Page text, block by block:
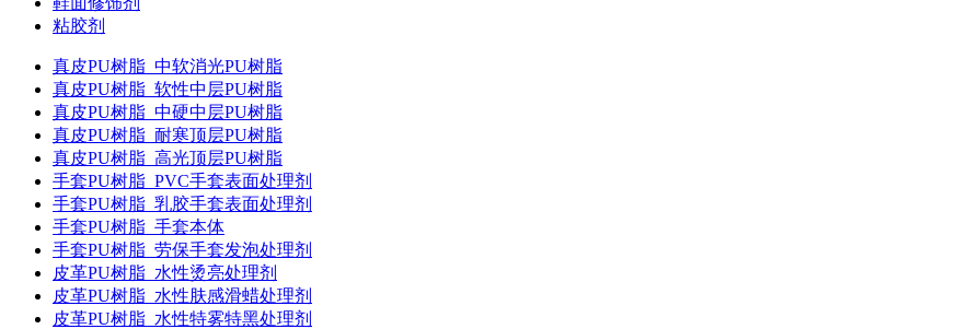
粘胶剂
真皮PU树脂 中软消光PU树脂
真皮PU树脂 软性中层PU树脂
真皮PU树脂 中硬中层PU树脂
真皮PU树脂 耐寒顶层PU树脂
真皮PU树脂 高光顶层PU树脂
手套PU树脂 PVC手套表面处理剂
手套PU树脂 乳胶手套表面处理剂
手套PU树脂 手套本体
手套PU树脂 劳保手套发泡处理剂
皮革PU树脂 水性烫亮处理剂
皮革PU树脂 水性肤感滑蜡处理剂
皮革PU树脂 水性特雾特黑处理剂